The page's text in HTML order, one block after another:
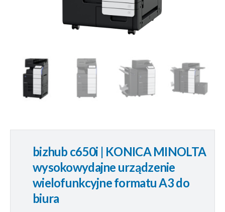
bizhub c650i | KONICA MINOLTA
wysokowydajne urządzenie
wielofunkcyjne formatu A3 do
biura